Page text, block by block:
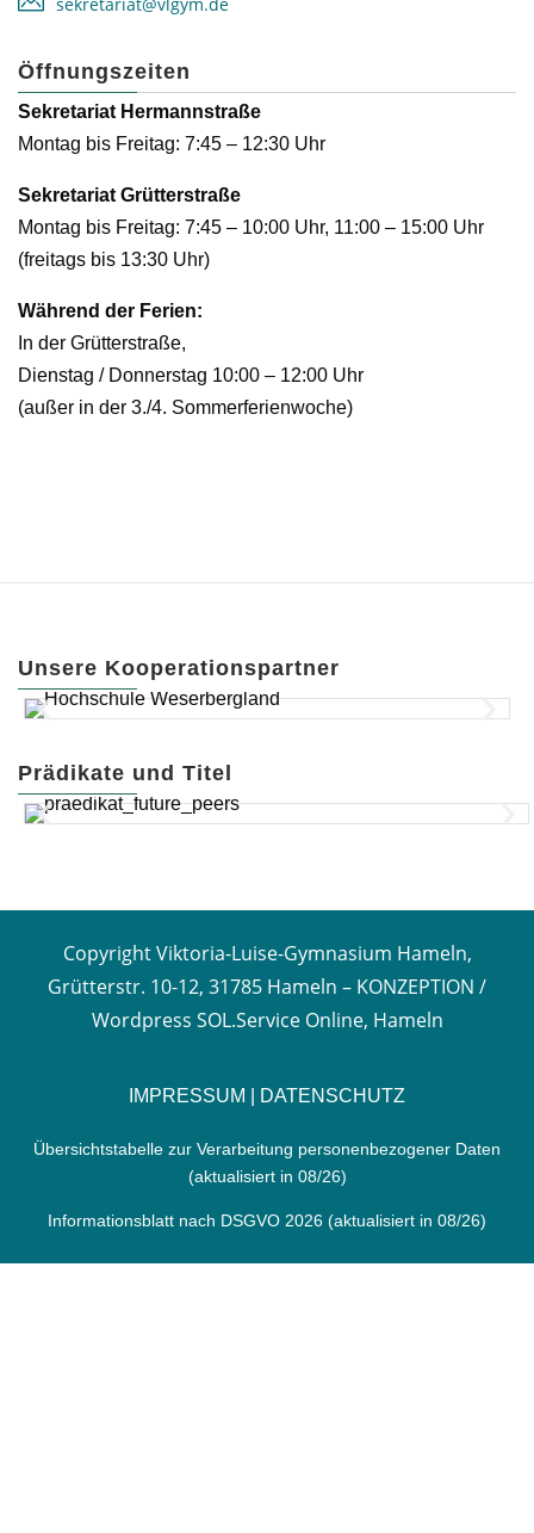
sekretariat@vlgym.de
Öffnungszeiten
Sekretariat Hermannstraße
Montag bis Freitag: 7:45 – 12:30 Uhr
Sekretariat Grütterstraße
Montag bis Freitag: 7:45 – 10:00 Uhr, 11:00 – 15:00 Uhr
(freitags bis 13:30 Uhr)
Während der Ferien:
In der Grütterstraße,
Dienstag / Donnerstag 10:00 – 12:00 Uhr
(außer in der 3./4. Sommerferienwoche)
Unsere Kooperationspartner
Prädikate und Titel
Copyright Viktoria-Luise-Gymnasium Hameln,
Grütterstr. 10-12, 31785 Hameln – KONZEPTION /
Wordpress SOL.Service Online, Hameln
IMPRESSUM DATENSCHUTZ
Übersichtstabelle zur Verarbeitung personenbezogener Daten
(aktualisiert in 08/26)
Informationsblatt nach DSGVO 2026 (aktualisiert in 08/26)